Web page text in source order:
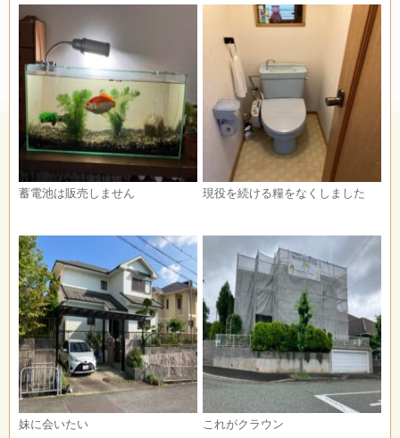
蓄電池は販売しません 現役を続ける糧をなくしました
妹に会いたい これがクラウン